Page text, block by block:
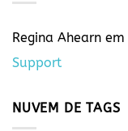
Regina Ahearn em
Support
NUVEM DE TAGS